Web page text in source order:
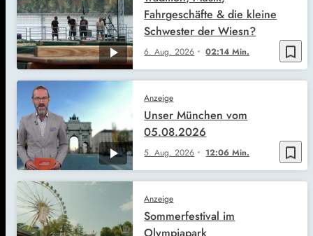
bookmark_border
6. Aug. 2026 02:14 Min.
Fahrgeschäfte & die kleine
Schwester der Wiesn?
bookmark_border
Anzeige
5. Aug. 2026 12:06 Min.
Unser München vom
05.08.2026
Anzeige
Sommerfestival im
Olympiapark